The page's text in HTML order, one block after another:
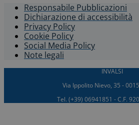
Responsabile Pubblicazioni
Dichiarazione di accessibilità​
Privacy Policy
Cookie Policy
Social Media Policy
Note legali
INVALSI
Via Ippolito Nievo, 35 -
Tel. (+39) 06941851 - C.F.